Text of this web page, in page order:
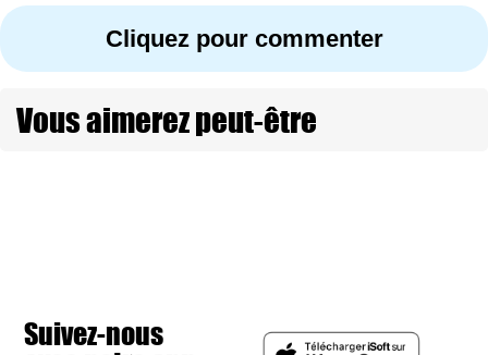
Cliquez pour commenter
Vous aimerez peut-être
Suivez-nous